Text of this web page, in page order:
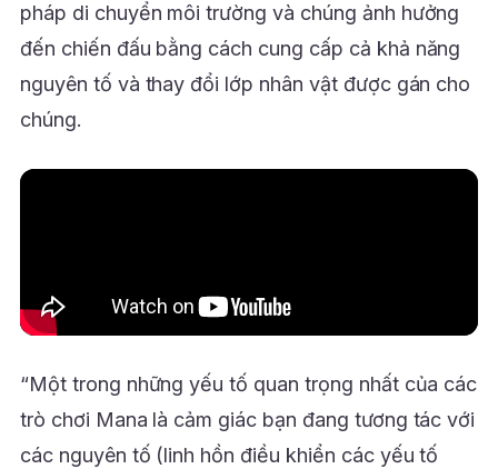
pháp di chuyển môi trường và chúng ảnh hưởng
đến chiến đấu bằng cách cung cấp cả khả năng
nguyên tố và thay đổi lớp nhân vật được gán cho
chúng.
“Một trong những yếu tố quan trọng nhất của các
trò chơi Mana là cảm giác bạn đang tương tác với
các nguyên tố (linh hồn điều khiển các yếu tố